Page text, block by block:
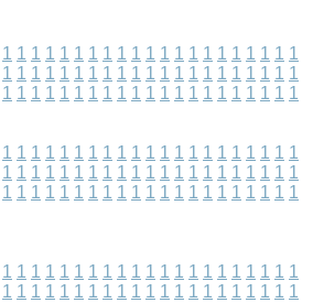
1 1 1 1 1 1 1 1 1 1 1 1 1 1 1 1 1 1 1 1 1
1 1 1 1 1 1 1 1 1 1 1 1 1 1 1 1 1 1 1 1 1
1 1 1 1 1 1 1 1 1 1 1 1 1 1 1 1 1 1 1 1 1
1 1 1 1 1 1 1 1 1 1 1 1 1 1 1 1 1 1 1 1 1
1 1 1 1 1 1 1 1 1 1 1 1 1 1 1 1 1 1 1 1 1
1 1 1 1 1 1 1 1 1 1 1 1 1 1 1 1 1 1 1 1 1
1 1 1 1 1 1 1 1 1 1 1 1 1 1 1 1 1 1 1 1 1
1 1 1 1 1 1 1 1 1 1 1 1 1 1 1 1 1 1 1 1 1